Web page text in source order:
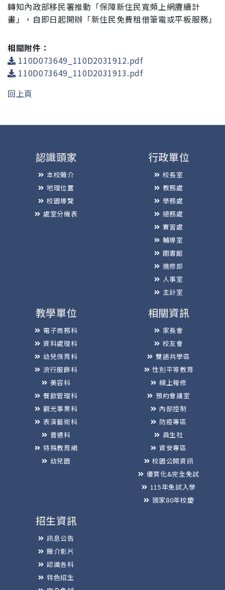
轉知內政部移民署推動「保障新住民寬頻上網賡續計
畫」，自即日起開辦「新住民免費租借筆電或平板服務」
相關附件：
110D073649_110D2031912.pdf
110D073649_110D2031913.pdf
回上頁
認識頭家
本校簡介
地理位置
校園導覽
處室分機表
行政單位
校長室
教務處
學務處
總務處
實習處
輔導室
圖書館
進修部
人事室
主計室
教學單位
電子商務科
資料處理科
幼兒保育科
流行服飾科
美容科
餐飲管理科
觀光事業科
表演藝術科
普通科
特殊教育網
幼兒園
相關資訊
家長會
校友會
雙語共學區
性別平等教育
線上報修
預約會議室
內部控制
防疫專區
員生社
資安專區
校園公開資訊
優質化&完全免試
115年免試入學
頭家80年校慶
招生資訊
訊息公告
簡介影片
認識各科
特色招生